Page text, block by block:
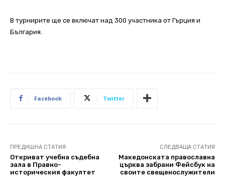
В турнирите ще се включат над 300 участника от Гърция и
България.
Facebook Twitter
ПРЕДИШНА СТАТИЯ
Откриват учебна съдебна
зала в Правно-
историческия факултет
СЛЕДВАЩА СТАТИЯ
Македонската православна
църква забрани Фейсбук на
своите свещенослужители